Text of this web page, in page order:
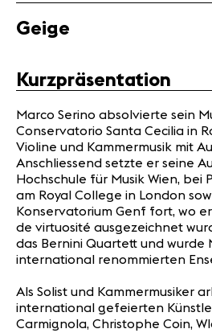
Freiwillige
Medien
Presse
Jobs
Über uns
Impressum
Kontakt
Geige
Kurzpräsentation
Marco Serino absolvierte sein
Conservatorio Santa Cecilia in
Violine und Kammermusik mit
Anschliessend setzte er seine
Hochschule für Musik Wien, bei
am Royal College in London
Konservatorium Genf fort, wo
de virtuosité ausgezeichnet
das Bernini Quartett und wurde
international renommierten
Als Solist und Kammermusiker
international gefeierten
Carmignola, Christophe Coin,